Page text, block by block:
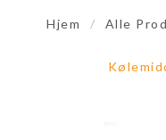
Hjem / Alle